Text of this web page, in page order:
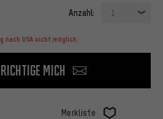
Anzahl: 1
nach USA nicht möglich
mich
Merkliste